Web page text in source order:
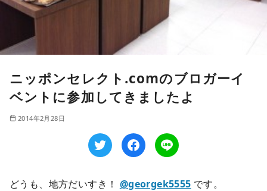
ニッポンセレクト.comのブロガーイ
ベントに参加してきましたよ
2014年2月28日
どうも、地方だいすき！ @georgek5555 です。